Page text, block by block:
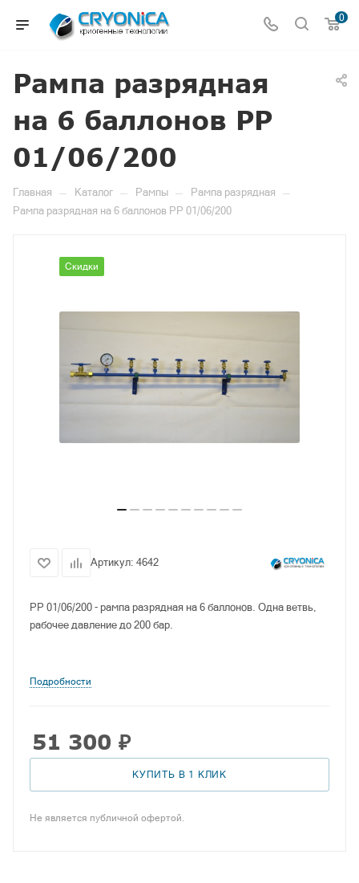
0
Рампа разрядная
на 6 баллонов РР
01/06/200
Главная — Каталог — Рампы — Рампа разрядная —
Рампа разрядная на 6 баллонов РР 01/06/200
Скидки
Артикул: 4642
РР 01/06/200 - рампа разрядная на 6 баллонов. Одна ветвь,
рабочее давление до 200 бар.
Подробности
51 300 ₽
КУПИТЬ В 1 КЛИК
Не является публичной офертой.